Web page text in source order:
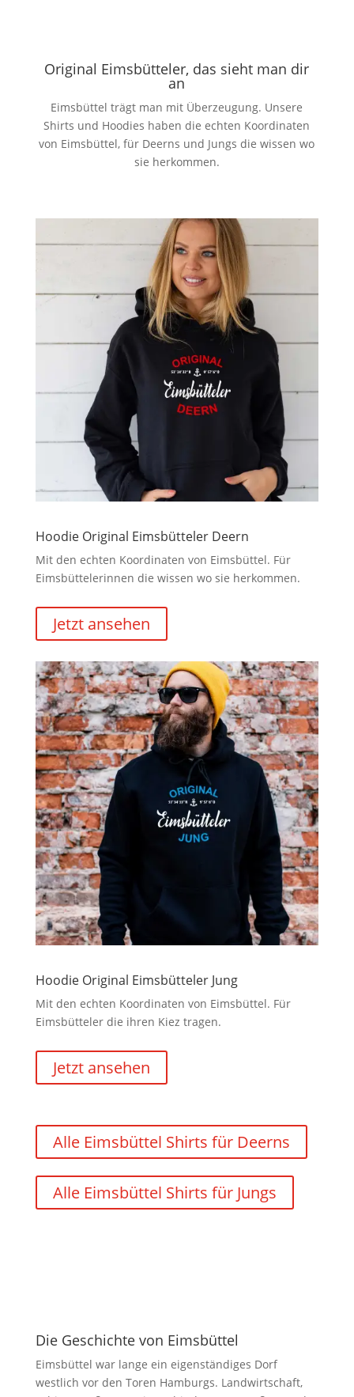
Original Eimsbütteler, das sieht man dir
an
Eimsbüttel trägt man mit Überzeugung. Unsere
Shirts und Hoodies haben die echten Koordinaten
von Eimsbüttel, für Deerns und Jungs die wissen wo
sie herkommen.
Hoodie Original Eimsbütteler Deern
Mit den echten Koordinaten von Eimsbüttel. Für
Eimsbüttelerinnen die wissen wo sie herkommen.
Jetzt ansehen
Hoodie Original Eimsbütteler Jung
Mit den echten Koordinaten von Eimsbüttel. Für
Eimsbütteler die ihren Kiez tragen.
Jetzt ansehen
Alle Eimsbüttel Shirts für Deerns
Alle Eimsbüttel Shirts für Jungs
Die Geschichte von Eimsbüttel
Eimsbüttel war lange ein eigenständiges Dorf
westlich vor den Toren Hamburgs. Landwirtschaft,